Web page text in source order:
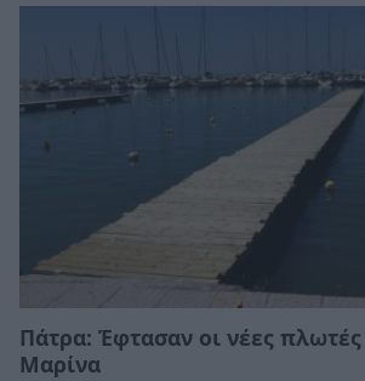
Πάτρα: Έφτασαν οι νέες πλωτές
Μαρίνα